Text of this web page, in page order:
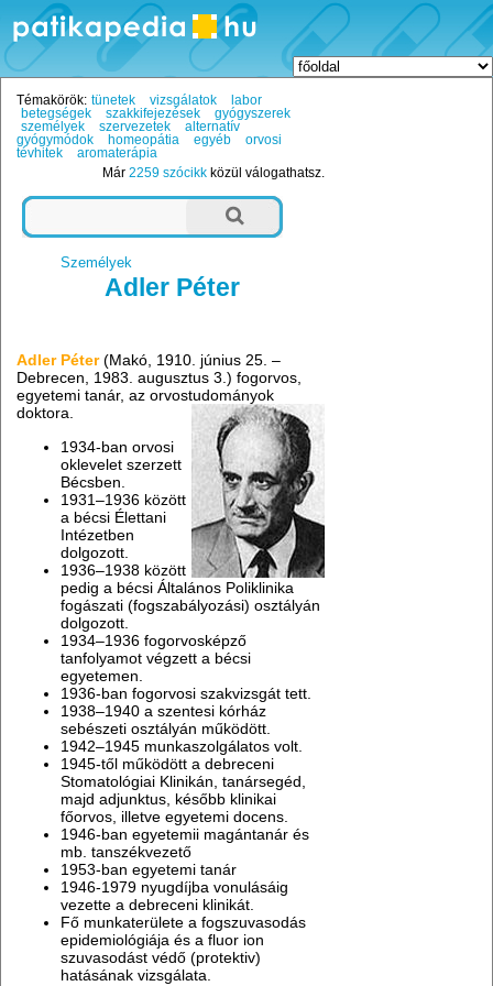
Témakörök: tünetek vizsgálatok
labor
betegségek
szakkifejezések
gyógyszerek
személyek
szervezetek
alternatív
gyógymódok
homeopátia egyéb
orvosi
tévhitek
aromaterápia
Már2259 szócikk közül válogathatsz.
Személyek
Adler Péter
Adler Péter(Makó, 1910. június 25. –
Debrecen, 1983. augusztus 3.) fogorvos,
egyetemi tanár, az orvostudományok
doktora.
1934-ban orvosi
oklevelet szerzett
Bécsben.
1931–1936 között
a bécsi Élettani
Intézetben
dolgozott.
1936–1938 között
pedig a bécsi Általános Poliklinika
fogászati (fogszabályozási) osztályán
dolgozott.
1934–1936 fogorvosképző
tanfolyamot végzett a bécsi
egyetemen.
1936-ban fogorvosi szakvizsgát tett.
1938–1940 a szentesi kórház
sebészeti osztályán működött.
1942–1945 munkaszolgálatos volt.
1945-től működött a debreceni
Stomatológiai Klinikán, tanársegéd,
majd adjunktus, később klinikai
főorvos, illetve egyetemi docens.
1946-ban egyetemii magántanár és
mb. tanszékvezető
1953-ban egyetemi tanár
1946-1979 nyugdíjba vonulásáig
vezette a debreceni klinikát.
Fő munkaterülete a fogszuvasodás
epidemiológiája és a fluor ion
szuvasodást védő (protektiv)
hatásának vizsgálata.